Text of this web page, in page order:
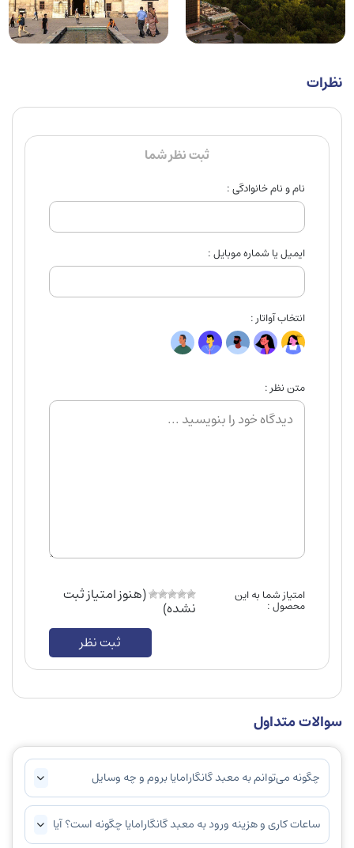
نظرات
ثبت نظر شما
نام و نام خانوادگی :
ایمیل یا شماره موبایل :
انتخاب آواتار :
متن نظر :
امتیاز شما به این
محصول :
(هنوز امتیاز ثبت
نشده)
ثبت نظر
سوالات متداول
چگونه می‌توانم به معبد گانگارامایا بروم و چه وسایل
حمل‌ونقل عمومی در دسترس است؟
ساعات کاری و هزینه ورود به معبد گانگارامایا چگونه است؟ آیا
نیاز به رزرو قبلی وجود دارد؟